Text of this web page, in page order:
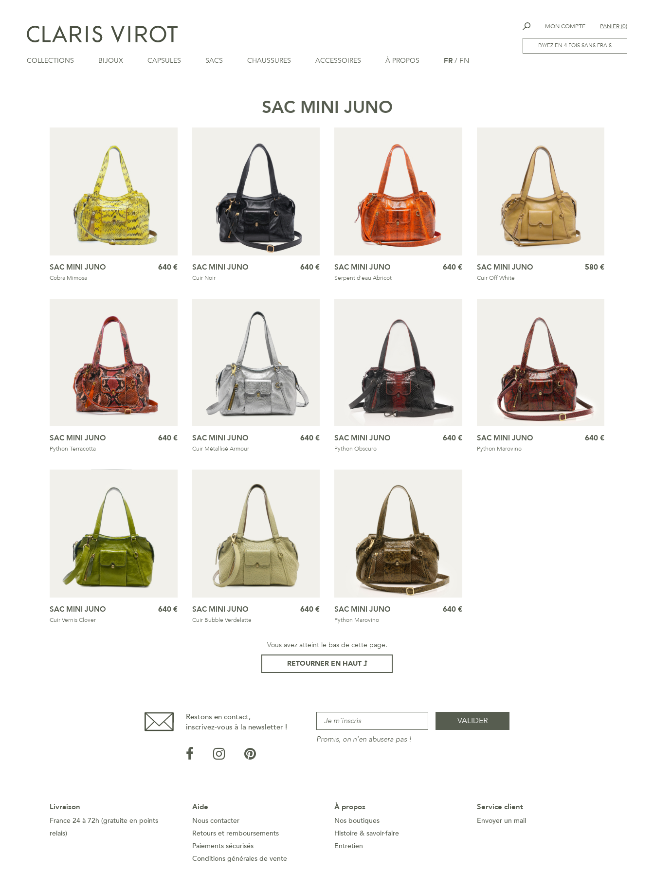
MON COMPTE PANIER(0)
PAYEZ EN 4 FOIS SANS FRAIS
COLLECTIONS BIJOUX CAPSULES SACS CHAUSSURES ACCESSOIRES À PROPOS FR / EN
SAC MINI JUNO
SAC MINI JUNO
Cobra Mimosa
640 € SAC MINI JUNO
Cuir Noir
640 € SAC MINI JUNO
Serpent d'eau Abricot
640 € SAC MINI JUNO
Cuir Off White
580 €
SAC MINI JUNO
Python Terracotta
640 € SAC MINI JUNO
Cuir Métallisé Armour
640 € SAC MINI JUNO
Python Obscuro
640 € SAC MINI JUNO
Python Marovino
640 €
SAC MINI JUNO
Cuir Vernis Clover
640 € SAC MINI JUNO
Cuir Bubble Verdelatte
640 € SAC MINI JUNO
Python Marovino
640 €
Vous avez atteint le bas de cette page.
RETOURNER EN HAUT
Restons en contact,
inscrivez-vous à la newsletter !
Promis, on n'en abusera pas !
Livraison
France 24 à 72h (gratuite en points
relais)
Aide
Nous contacter
Retours et remboursements
Paiements sécurisés
Conditions générales de vente
À propos
Nos boutiques
Histoire & savoir-faire
Entretien
Service client
Envoyer un mail